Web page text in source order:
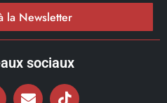
la Newsletter
sociaux